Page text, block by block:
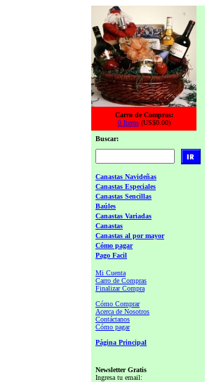
Carro de Compras:
0 Items(US$0.00)
Buscar:
Canastas Navideñas
Canastas Especiales
Canastas Sencillas
Baúles
Canastas Variadas
Canastas
Canastas al por mayor
Cómo pagar
Pago Facil
Mi Cuenta
Carro de Compras
Finalizar Compra
Cómo Comprar
Acerca de Nosotros
Contáctanos
Cómo pagar
Página Principal
Newsletter Gratis
Ingresa tu email: